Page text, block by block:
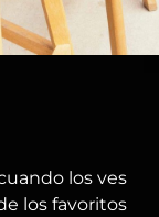
los ves
los favoritos